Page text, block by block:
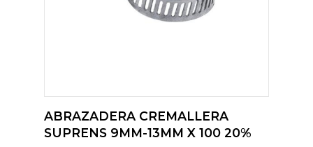
ABRAZADERA CREMALLERA
SUPRENS 9MM-13MM X 100 20%